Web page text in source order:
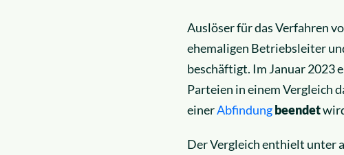
Auslöser für das Verfahren
ehemaligen Betriebsleiter
beschäftigt. Im Januar 2023
Parteien in einem Vergleich
einerAbfindungbeendet
Der Vergleich enthielt unter